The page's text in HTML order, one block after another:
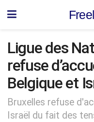
Ligue des
refuse
Belgique et
Bruxelles refuse
Israël du fait des